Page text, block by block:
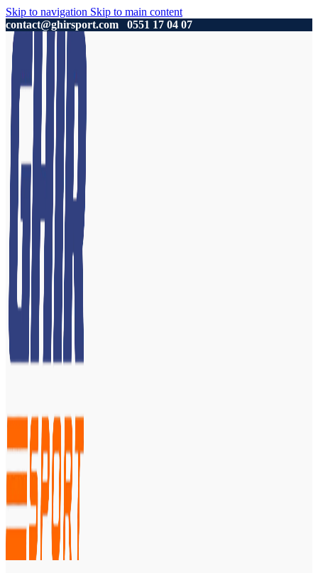
Skip to navigation Skip to main content
contact@ghirsport.com
0551 17 04 07